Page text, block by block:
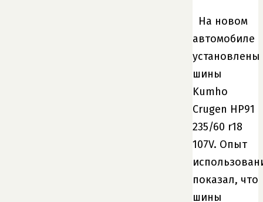
На новом
автомобиле
установлены
шины
Kumho
Crugen HP91
235/60 r18
107V. Опыт
показал, что
шины